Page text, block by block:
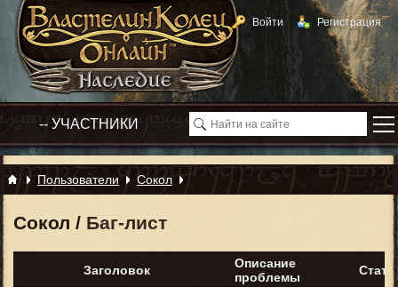
Войти Регистрация
Пользователи Сокол
Сокол / Баг-лист
Заголовок
Описание
проблемы